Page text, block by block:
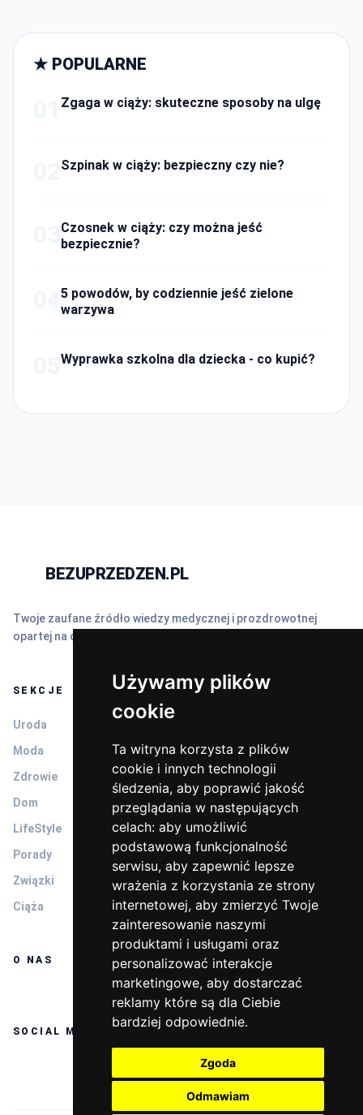
Używamy plików
cookie
Ta witryna korzysta z plików
cookie i innych technologii
śledzenia, aby poprawić jakość
przeglądania w następujących
celach: aby umożliwić
podstawową funkcjonalność
serwisu, aby zapewnić lepsze
wrażenia z korzystania ze strony
internetowej, aby zmierzyć Twoje
zainteresowanie naszymi
produktami i usługami oraz
personalizować interakcje
marketingowe, aby dostarczać
reklamy które są dla Ciebie
bardziej odpowiednie.
Zgoda
Odmawiam
★ POPULARNE
Zgaga w ciąży: skuteczne sposoby na ulgę
Szpinak w ciąży: bezpieczny czy nie?
Czosnek w ciąży: czy można jeść
bezpiecznie?
5 powodów, by codziennie jeść zielone
warzywa
Wyprawka szkolna dla dziecka - co kupić?
BEZUPRZEDZEN.PL
Twoje zaufane źródło wiedzy medycznej i prozdrowotnej
opartej na dowodach naukowych (EBM).
SEKCJE
Uroda
Moda
Zdrowie
Dom
LifeStyle
Porady
Związki
Ciąża
O NAS
SOCIAL MEDIA